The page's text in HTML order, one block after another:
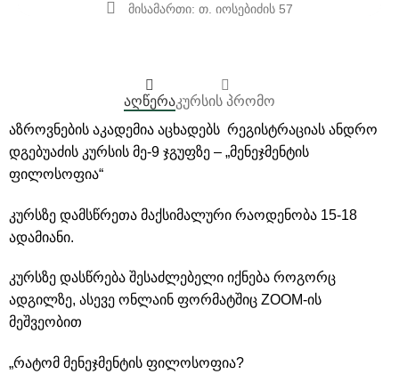
მისამართი: თ. იოსებიძის 57
ᲐᲦᲬᲔᲠᲐᲙᲣᲠᲡᲘᲡ ᲞᲠᲝᲛᲝ
აზროვნების აკადემია აცხადებს რეგისტრაციას ანდრო
დგებუაძის კურსის მე-9 ჯგუფზე – „მენეჯმენტის
ფილოსოფია“
კურსზე დამსწრეთა მაქსიმალური რაოდენობა 15-18
ადამიანი.
კურსზე დასწრება შესაძლებელი იქნება როგორც
ადგილზე, ასევე ონლაინ ფორმატშიც ZOOM-ის
მეშვეობით
„რატომ მენეჯმენტის ფილოსოფია?